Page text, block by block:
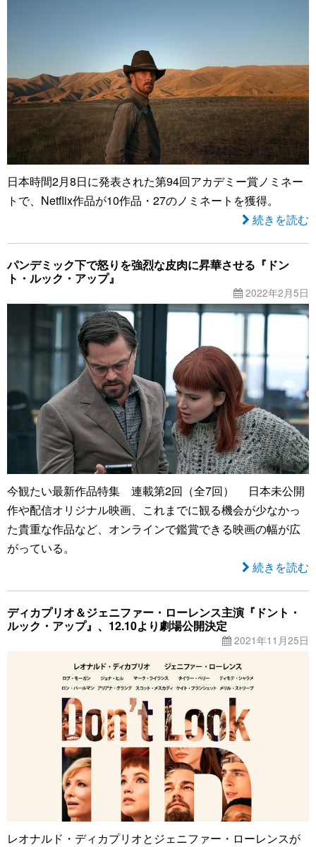
日本時間2月8日に発表された第94回アカデミー賞ノミネー
トで、Netflix作品が10作品・27のノミネートを獲得。
続きを読む
パンデミック下で怒りを強烈な皮肉に昇華させる『ドン
ト・ルック・アップ』
2022年2月5日
今観たい最新作品特集 連載第2回（全7回） 日本未公開
作や配信オリジナル映画、これまでに観る機会が少なかっ
た貴重な作品など、オンラインで鑑賞できる映画の幅が広
がっている。
続きを読む
ディカプリオ＆ジェニファー・ローレンス主演『ドント・
ルック・アップ』、12.10より劇場公開決定
2021年11月25日
レオナルド・ディカプリオとジェニファー・ローレンスが